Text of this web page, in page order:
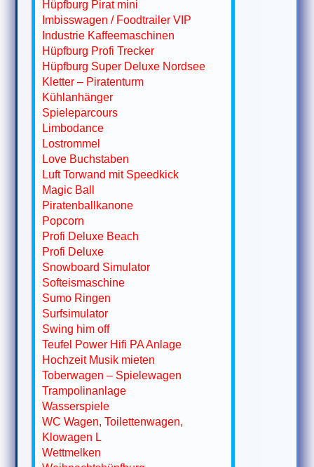
Hüpfburg Pirat mini
Imbisswagen / Foodtrailer VIP
Industrie Kaffeemaschinen
Hüpfburg Profi Trecker
Hüpfburg Super Deluxe Nordsee
Kletter – Piratenturm
Kühlanhänger
Spieleparcours
Limbodance
Lostrommel
Love Buchstaben
Luft Torwand mit Speedkick
Magic Ball
Piratenballkanone
Popcorn
Profi Deluxe Beach
Profi Deluxe
Snowboard Simulator
Softeismaschine
Sumo Ringen
Surfsimulator
Swing him off
Teufel Power Hifi PA Anlage
Hochzeit Musik mieten
Toberwagen – Spielewagen
Trampolinanlage
Wasserspiele
WC Wagen, Toilettenwagen,
Klowagen L
Wettmelken